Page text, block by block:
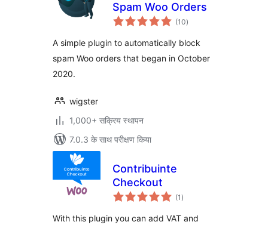
Spam Woo Orders
(10कुल
दर)
A simple plugin to automatically block
spam Woo orders that began in October
2020.
wigster
1,000+ सक्रिय स्थापन
7.0.3 के साथ परीक्षण किया
Contribuinte
Checkout
(1 कुल
दर)
With this plugin you can add VAT and